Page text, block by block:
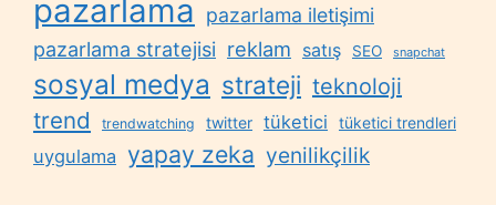
pazarlama
pazarlama iletişimi
pazarlama stratejisi reklam satış SEO snapchat
sosyal medya strateji teknoloji
trend trendwatching twitter tüketici tüketici trendleri
uygulama yapay zeka yenilikçilik